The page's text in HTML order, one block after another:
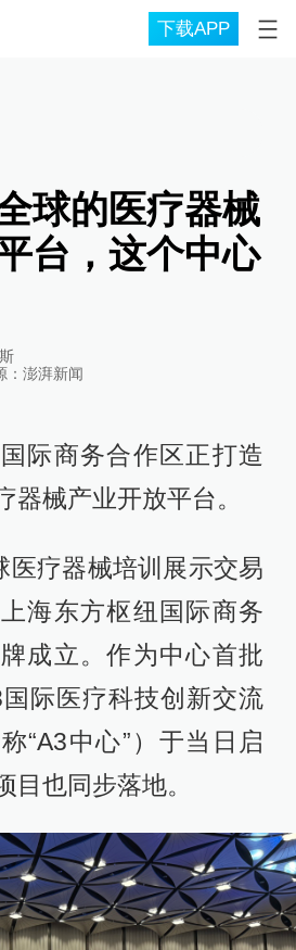
下载APP
球的医疗器械
台，这个中心
： 澎湃新闻
际商务合作区正打造
器械产业开放平台。
医疗器械培训展示交易
海东方枢纽国际商务
成立。作为中心首批
际医疗科技创新交流
“A3中心”）于当日启
目也同步落地。